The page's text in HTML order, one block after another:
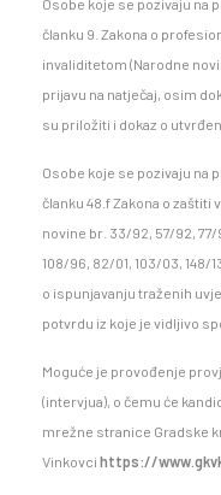
Osobe koje se pozivaju na
članku 9. Zakona o
invaliditetom (Narodne
prijavu na natječaj, osim
su priložiti i dokaz o
Osobe koje se pozivaju na
članku 48.f Zakona o zaštiti
novine br. 33/92, 57/92,
108/96, 82/01, 103/03, 148/
o ispunjavanju traženih
potvrdu iz koje je vidljivo
Moguće je provođenje
(intervjua), o čemu će
mrežne stranice Gradske
Vinkovci https://